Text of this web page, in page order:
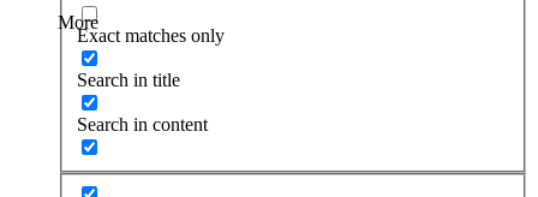
More
Exact matches only
Search in title
Search in content